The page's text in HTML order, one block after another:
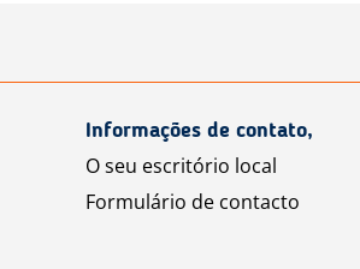
Informações de contato,
O seu escritório local
Formulário de contacto